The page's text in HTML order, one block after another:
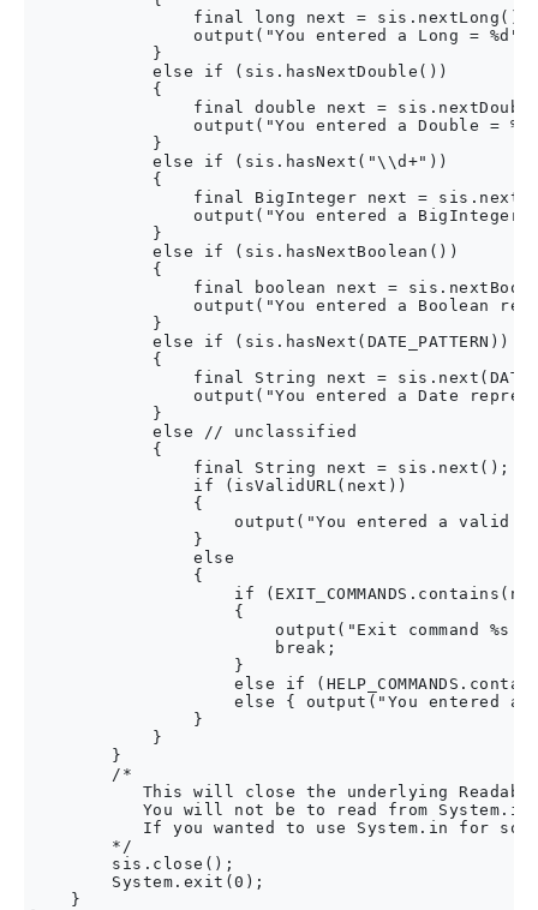
                final long next = sis.nextLong();
output("You entered a Long = %d",
            }
            else if (sis.hasNextDouble())
            {
final double next =
output("You entered a Double =
            }
            else if (sis.hasNext("\\d+"))
            {
final BigInteger next =
output("You entered a BigInteger
            }
            else if (sis.hasNextBoolean())
            {
final boolean next =
output("You entered a Boolean
            }
            else if (sis.hasNext(DATE_PATTERN))
            {
final String next =
output("You entered a Date
            }
            else // unclassified
            {
                final String next = sis.next();
                if (isValidURL(next))
                {
output("You entered a valid
                }
                else
                {
if
                    {
output("Exit command %s
                        break;
                    }
else if
else { output("You entered
                }
            }
        }
        /*
This will close the underlying
You will not be to read from
If you wanted to use System.in for
        */
        sis.close();
        System.exit(0);
    }